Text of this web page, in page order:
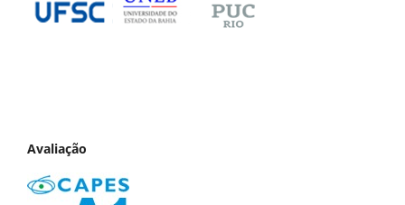
Avaliação